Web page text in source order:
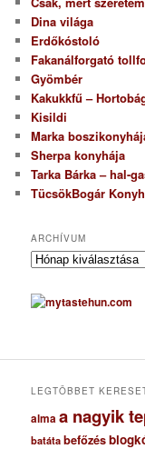
Dina világa
Erdőkóstoló
Fakanálforgató
Gyömbér
Kakukkfű –
Kisildi
Marka
Sherpa konyhája
Tarka Bárka – hal-
TücsökBogár
ARCHÍVUM
A
c
h
u
LEGTÖBBET
almaa nagyik
batáta befőzés